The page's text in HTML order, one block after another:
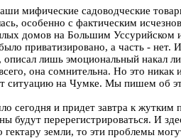
мифические садоводческие
особенно с фактическим
домов на Большим Уссурийском
приватизировано, а часть -
лишь эмоциональный накал
она сомнительна. Но это
ситуацию на Чумке. Мы пишем об
сегодня и придет завтра к
будут перерегистрироваться. И
земли, то эти проблемы